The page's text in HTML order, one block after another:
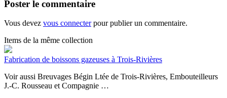
Poster le commentaire
Vous devez vous connecterpour publier un commentaire.
Items de la même collection
Fabrication de boissons gazeuses à Trois-Rivières
Voir aussi Breuvages Bégin Ltée de Trois-Rivières, Embouteilleurs
J.-C. Rousseau et Compagnie …